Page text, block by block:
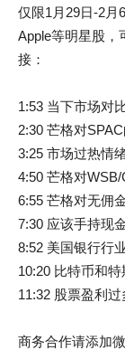
仅限1月29日-2月
Apple等明星股，
接：
1:53 当下市场对
2:30 芒格对
3:25 市场过热情
4:50 芒格对
6:55 芒格对无佣
7:30 应该手持现
8:52 美国银行行
10:20 比特币和
11:32 股票盈利
商务合作请添加